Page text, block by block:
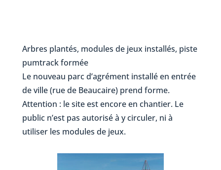
Arbres plantés, modules de jeux installés, piste
pumtrack formée
Le nouveau parc d’agrément installé en entrée
de ville (rue de Beaucaire) prend forme.
Attention : le site est encore en chantier. Le
public n’est pas autorisé à y circuler, ni à
utiliser les modules de jeux.